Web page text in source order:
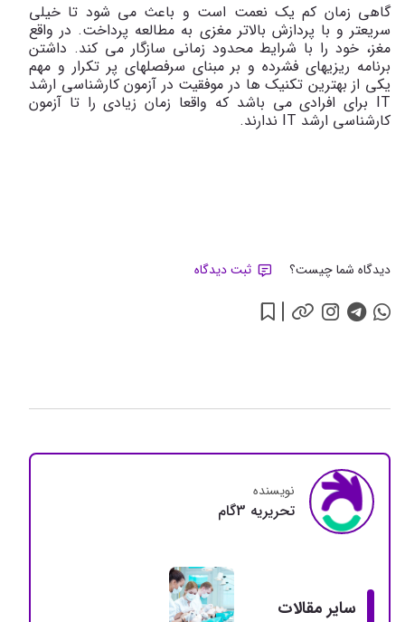
گاهی زمان کم یک نعمت است و باعث می شود تا خیلی
سریعتر و با پردازش بالاتر مغزی به مطالعه پرداخت. در واقع
مغز، خود را با شرایط محدود زمانی سازگار می کند. داشتن
برنامه ریزیهای فشرده و بر مبنای سرفصلهای پر تکرار و مهم
یکی از بهترین تکنیک ها در موفقیت در آزمون کارشناسی ارشد
IT برای افرادی می باشد که واقعا زمان زیادی را تا آزمون
کارشناسی ارشد IT ندارند.
دیدگاه شما چیست؟ ثبت دیدگاه
نویسنده
تحريريه 3گام
سایر مقالات